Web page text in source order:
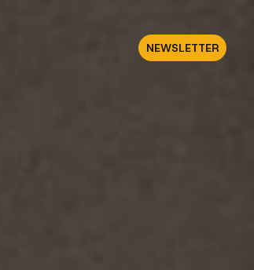
NEWSLETTER